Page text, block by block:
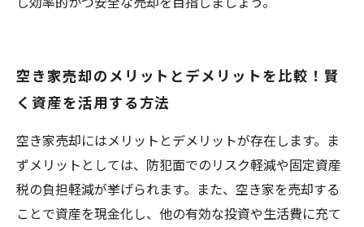
空き家売却のメリットとデメリットを比較！賢
く資産を活用する方法
空き家売却にはメリットとデメリットが存在します。ま
ずメリットとしては、防犯面でのリスク軽減や固定資産
税の負担軽減が挙げられます。また、空き家を売却する
ことで資産を現金化し、他の有効な投資や生活費に充て